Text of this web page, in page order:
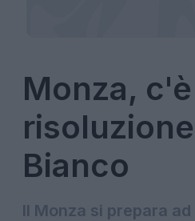
Monza,
Bianco
Il Monza si prepara